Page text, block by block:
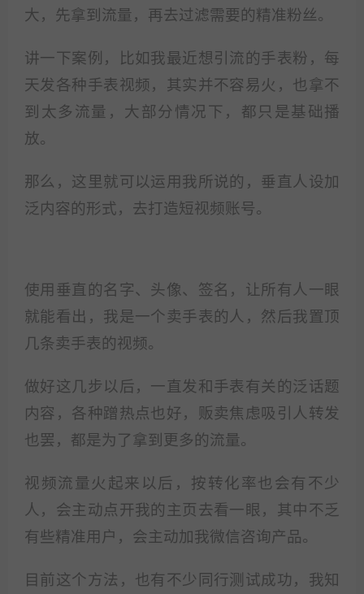
大，先拿到流量，再去过滤需要的精准粉丝。
讲一下案例，比如我最近想引流的手表粉，每
天发各种手表视频，其实并不容易火，也拿不
到太多流量，大部分情况下，都只是基础播
放。
那么，这里就可以运用我所说的，垂直人设加
泛内容的形式，去打造短视频账号。
使用垂直的名字、头像、签名，让所有人一眼
就能看出，我是一个卖手表的人，然后我置顶
几条卖手表的视频。
做好这几步以后，一直发和手表有关的泛话题
内容，各种蹭热点也好，贩卖焦虑吸引人转发
也罢，都是为了拿到更多的流量。
视频流量火起来以后，按转化率也会有不少
人，会主动点开我的主页去看一眼，其中不乏
有些精准用户，会主动加我微信咨询产品。
目前这个方法，也有不少同行测试成功，我知